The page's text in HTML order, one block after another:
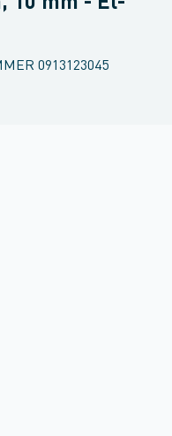
0913123045